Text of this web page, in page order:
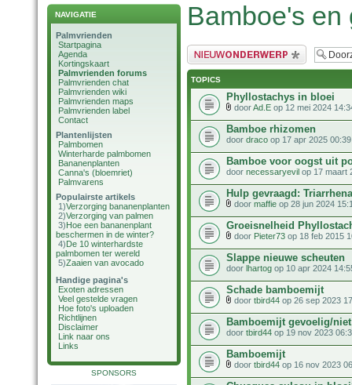
NAVIGATIE
Palmvrienden
Startpagina
Agenda
Kortingskaart
Palmvrienden forums
Palmvrienden chat
Palmvrienden wiki
Palmvrienden maps
Palmvrienden label
Contact
Plantenlijsten
Palmbomen
Winterharde palmbomen
Bananenplanten
Canna's (bloemriet)
Palmvarens
Populairste artikels
1)Verzorging bananenplanten
2)Verzorging van palmen
3)Hoe een bananenplant
beschermen in de winter?
4)De 10 winterhardste
palmbomen ter wereld
5)Zaaien van avocado
Handige pagina's
Exoten adressen
Veel gestelde vragen
Hoe foto's uploaden
Richtlijnen
Disclaimer
Link naar ons
Links
SPONSORS
Bamboe's en
Plaats een nieuw bericht
TOPICS
Phyllostachys in bloei
doorAd.E op 12 mei 2024
Bamboe rhizomen
door draco op 17 apr 2025 00:39
Bamboe voor oogst uit
door necessaryevil op 17 maart
Hulp gevraagd:
door maffie op 28 jun 2024
Groeisnelheid
door Pieter73 op 18 feb 2015
Slappe nieuwe scheuten
door lhartog op 10 apr 2024
Schade bamboemijt
door tbird44 op 26 sep 2023
Bamboemijt gevoelig/
door tbird44 op 19 nov 2023
Bamboemijt
door tbird44 op 16 nov 2023